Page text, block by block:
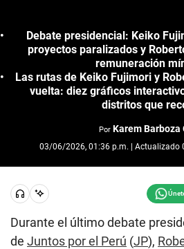
Debate presidencial: Keiko
proyectos paralizados y
remuneración
Las rutas de Keiko Fujimori y
vuelta: diez gráficos
distritos que
Por Karem Barboza
03/06/2026, 01:36 p.m. | Actualizado
Durante el último debate
de Juntos por el Perú (JP),